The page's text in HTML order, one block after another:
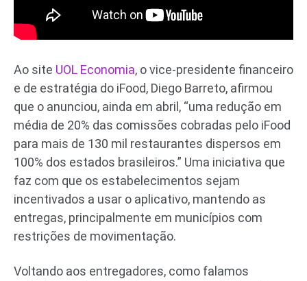
Ao site UOL Economia, o vice-presidente financeiro
e de estratégia do iFood, Diego Barreto, afirmou
que o anunciou, ainda em abril, “uma redução em
média de 20% das comissões cobradas pelo iFood
para mais de 130 mil restaurantes dispersos em
100% dos estados brasileiros.” Uma iniciativa que
faz com que os estabelecimentos sejam
incentivados a usar o aplicativo, mantendo as
entregas, principalmente em municípios com
restrições de movimentação.
Voltando aos entregadores, como falamos